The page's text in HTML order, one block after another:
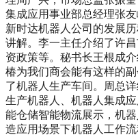
集成应用事业部总经理张
新时达机器人公司的发展
讲解。李一主任介绍了许
资政策等。秘书长王根成
椿为我们商会能有这样的
了机器人生产车间。周总
生产机器人、机器人集成
能仓储智能物流展示，机
造应用场景下机器人工作